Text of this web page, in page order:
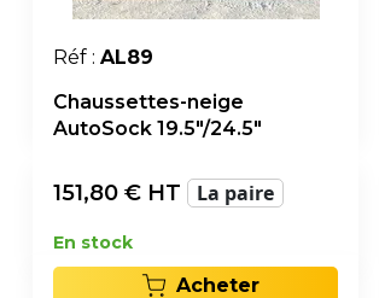
Réf : AL89
Chaussettes-neige
AutoSock 19.5"/24.5"
151,80 € HT La paire
En stock
Acheter